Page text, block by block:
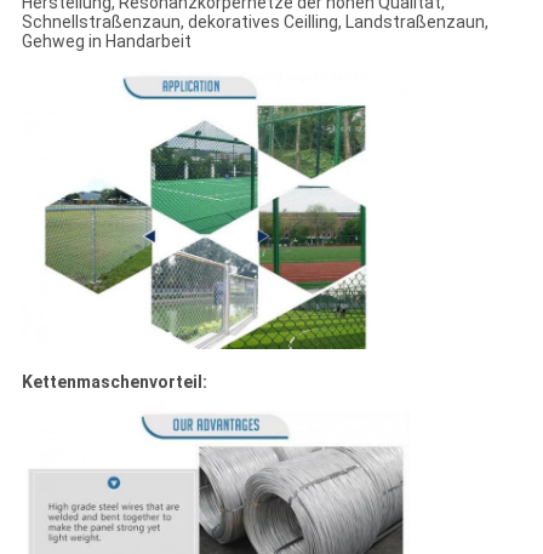
Schnellstraßenzaun, dekoratives Ceilling, Landstraßenzaun,
Gehweg in Handarbeit
Kettenmaschenvorteil: